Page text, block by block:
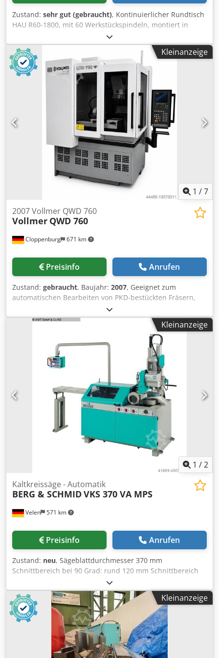
Zustand: sehr gut (gebraucht), Kontinuierlicher Rundtisch
HAU R60-1800, mit 60 Werkstückspindeln, montiert in
einem Teilkreisdurchmesser von 1800 mm, 3
Poliereinheiten mit jeweils 7,5 kW, Polierwellen 50 mm
Durchmesser, max. Polierscheibenbreite 2 x 400 mm + 1 x
280 mm, max. Polierscheibendurchmesser 420 mm,
motorischer Längs- u. Höhenverstellung – Maschine
ausgestattet mit kompl. Auftragssystem für flüssige
Polierpaste Weiter Bilder auf Anfrage WIR KÖNNEN IHNEN
AUCH DIE REPARATUR ODER ÜBERHOLUNG EINES
VORHANDENEN HAU RUNDTISCHES, TAKTEND ODER
KONTINUIERLICH BZW. EINER HAU MASCHINE DIE SIE ÜBER
EINEN ANDEREN KANAL ERWERBEN, ANBIETEN Csdpfsm
Nbubox Agxeha
Kleinanzeige
1 /7
Cloppenburg 671 km
2007 Vollmer QWD 760
Vollmer QWD 760
Preisinfo Anrufen
Zustand: gebraucht, Baujahr: 2007, Geeignet zum
automatischen Bearbeiten von PKD-bestückten Fräsern,
Schaftwerkzeugen, Scheiben-förmigen Werkzeugen wie
Sägen, Fräser etc. nach dem Draht-Elektro-Erosions-
Verfahren. Zubehör: Vollverkleidung Kühlaggregat für
Dielektrikum automatische Feuerlöscheinrichtung
Absaugung N181 Chodpfewtmg Dox Agxoa Meßtaster
Maschinenlampe automatische Zentralschmierung
Werkstückträger ISO50 Meßdorn
Fräseraußendurchmesser: max. 250 mm Schneidenlänge:
max. 260 mm Schaftwerkzeugdurchmesser: 10 - 250 mm
Außendurchmesser scheibenförmige Werkzeuge: max. 250
mm Werkzeuggewicht max.: 20 kg Verfahrweg X - Achse:
275 mm Verfahrweg Y-Achse: 300 mm Verfahrweg W-
Achse: 200 mm A-Achse Aufnahmekegel: ISO 50 E-Achse
Schwenkbereich: 180 ° Platzbedarf Maschine: 2535 x 2200
x 2220 mm Gewicht ca.: 4500 kg Anschlußwert: 4,5 kW (400
Kleinanzeige
1 /2
Velen 571 km
Kaltkreissäge - Automatik
BERG & SCHMIDVKS 370 VA MPS
Preisinfo Anrufen
Zustand: neu, Sägeblattdurchmesser 370 mm
Schnittbereich bei 90 Grad: rund 120 mm Schnittbereich
bei 90 Grad: vierkant 100 mm Schnittbereich bei 90 Grad:
rechteck 180x100 mm Arbeitshöhe 925 mm Sägeblatt-
Drehzahlen 15 - 70 U/min Gesamtleistungsbedarf 1,8/2,2
kW Maschinengewicht ca. 0,71 t Raumbedarf ca. 1,9 x 1,45
x 2,1 m AKTIONS-PREIS!!! Hochleistungs-Vertikalkreis-Säge
Hydropneumatik-Vollautomat.(20192) · Gehrung li. 60° + re.
45° · Hydro-Pneumatische Steuerung der Sägeeinheit ·
Elektro-Pneumatische Materialvorschubeinheit ·
Kleinanzeige